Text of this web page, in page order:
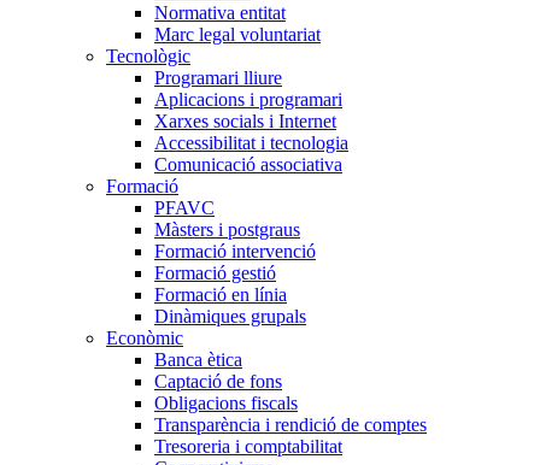
Normativa entitat
Marc legal voluntariat
Tecnològic
Programari lliure
Aplicacions i programari
Xarxes socials i Internet
Accessibilitat i tecnologia
Comunicació associativa
Formació
PFAVC
Màsters i postgraus
Formació intervenció
Formació gestió
Formació en línia
Dinàmiques grupals
Econòmic
Banca ètica
Captació de fons
Obligacions fiscals
Transparència i rendició de comptes
Tresoreria i comptabilitat